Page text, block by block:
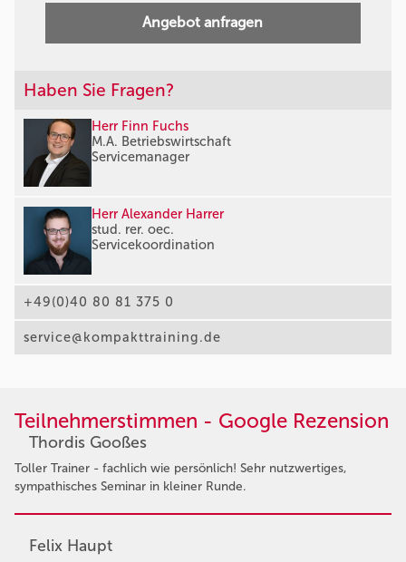
Angebot anfragen
Haben Sie Fragen?
Herr Finn Fuchs
M.A. Betriebswirtschaft
Servicemanager
Herr Alexander Harrer
stud. rer. oec.
Servicekoordination
+49(0)40 80 81 375 0
service@kompakttraining.de
Teilnehmerstimmen - Google Rezension
Thordis Gooßes
Toller Trainer - fachlich wie persönlich! Sehr nutzwertiges,
sympathisches Seminar in kleiner Runde.
Felix Haupt